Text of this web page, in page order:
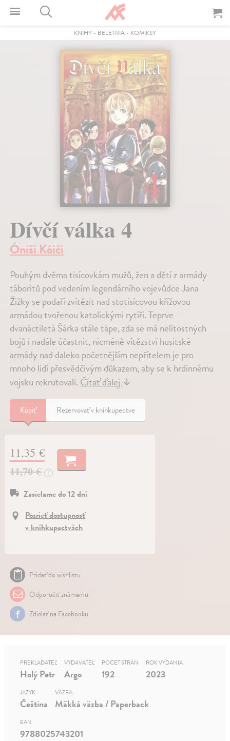
KNIHY - BELETRIA - KOMIKSY
Dívčí válka 4
Óniši Kóiči
Pouhým dvěma tisícovkám mužů, žen a dětí z armády
táboritů pod vedením legendárního vojevůdce Jana
Žižky se podaří zvítězit nad stotisícovou křížovou
armádou tvořenou katolickými rytíři. Teprve
dvanáctiletá Šárka stále tápe, zda se má nelítostných
bojů i nadále účastnit, nicméně vítězství husitské
armády nad daleko početnějším nepřítelem je pro
mnoho lidí přesvědčivým důkazem, aby se k hrdinnému
vojsku rekrutovali. Čítať ďalej ↓
Kúpiť Rezervovať v kníhkupectve
11,35 €
11,70 €
?
Zasielame do 12 dní
Pozrieť dostupnosť
v kníhkupectvách
Pridať do wishlistu
Odporučiť známemu
Zdielať na Facebooku
PREKLADATEĽ
Holý Petr
VYDAVATEĽ
Argo
POČET STRÁN
192
ROK VYDANIA
2023
JAZYK
Čeština
VÄZBA
Mäkká väzba / Paperback
EAN
9788025743201